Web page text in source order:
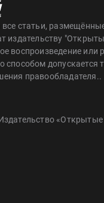
статьи,
издательству
воспроизведение или
способом допускается
правообладателя..
«Открытые